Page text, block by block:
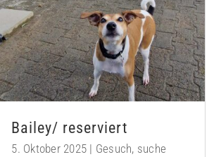
Bailey/ reserviert
5. Oktober 2025 | Gesuch, suche